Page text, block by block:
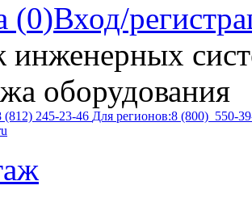
(0)Вход/
оборудования
(812) 245-23-46 Для регионов:8 (800) 550-